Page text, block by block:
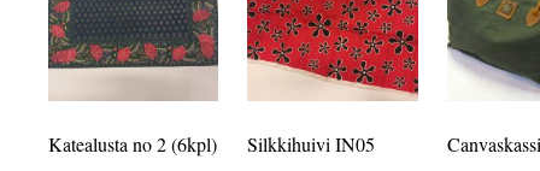
Katealusta no 2 (6kpl) Silkkihuivi IN05 Canvaskassi